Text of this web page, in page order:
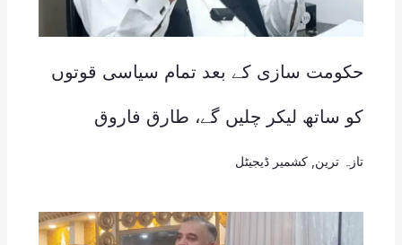
حکومت سازی کے بعد تمام سیاسی قوتوں
کو ساتھ لیکر چلیں گے، طارق فاروق
تازہ ترین کشمیر ڈیجیٹل